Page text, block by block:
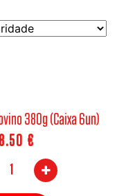
380g (Caixa 6un)
€